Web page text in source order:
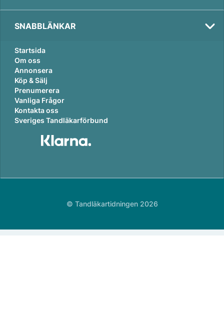
SNABBLÄNKAR
Startsida
Om oss
Annonsera
Köp & Sälj
Prenumerera
Vanliga Frågor
Kontakta oss
Sveriges Tandläkarförbund
© Tandläkartidningen 2026